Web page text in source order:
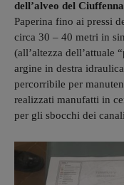
dell’alveo del Ciuffenna
Paperina fino ai pressi
circa 30 – 40 metri in
(all’altezza dell’attuale
argine in destra
percorribile per
realizzati manufatti in
per gli sbocchi dei